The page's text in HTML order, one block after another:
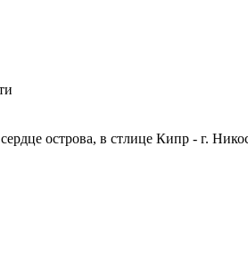
острова, в стлице Кипр - г.